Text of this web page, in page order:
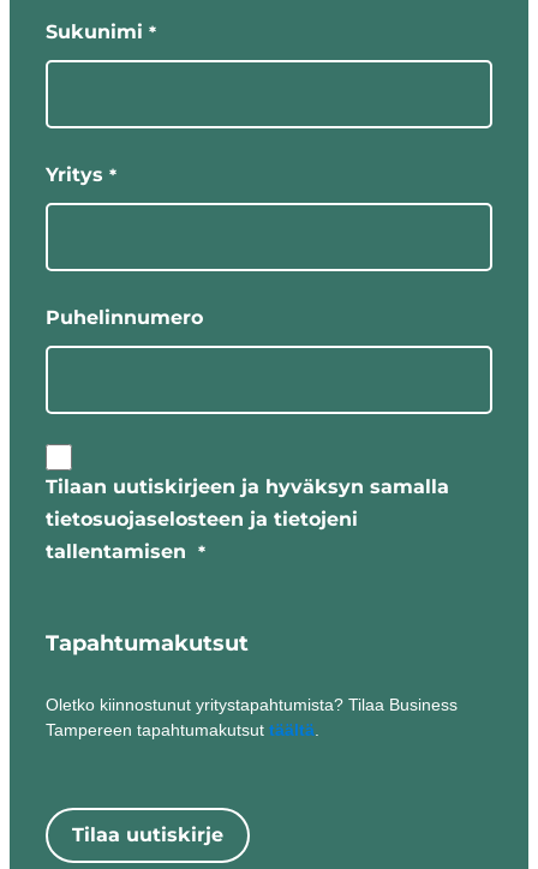
Sukunimi *
Yritys *
Puhelinnumero
Tilaan uutiskirjeen ja hyväksyn samalla
tietosuojaselosteen ja tietojeni
tallentamisen
*
Tapahtumakutsut
Oletko kiinnostunut yritystapahtumista? Tilaa Business
Tampereen tapahtumakutsut täältä
Tilaa uutiskirje